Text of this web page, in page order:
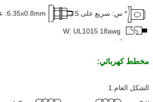
* س: سريع على 6.35x0.8mm S: عجلة المسمار
W: UL1015 18awg
مخطط كهربائي:
الشكل العام.1